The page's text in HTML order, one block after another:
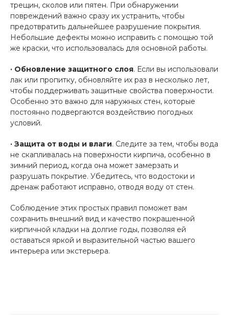
трещин, сколов или пятен. При обнаружении
повреждений важно сразу их устранить, чтобы
предотвратить дальнейшее разрушение покрытия.
Небольшие дефекты можно исправить с помощью той
же краски, что использовалась для основной работы.
· Обновление защитного слоя. Если вы использовали
лак или пропитку, обновляйте их раз в несколько лет,
чтобы поддерживать защитные свойства поверхности.
Особенно это важно для наружных стен, которые
постоянно подвергаются воздействию погодных
условий.
· Защита от воды и влаги. Следите за тем, чтобы вода
не скапливалась на поверхности кирпича, особенно в
зимний период, когда она может замерзать и
разрушать покрытие. Убедитесь, что водостоки и
дренаж работают исправно, отводя воду от стен.
Соблюдение этих простых правил поможет вам
сохранить внешний вид и качество покрашенной
кирпичной кладки на долгие годы, позволяя ей
оставаться яркой и выразительной частью вашего
интерьера или экстерьера.